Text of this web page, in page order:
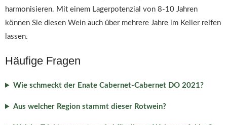
harmonisieren. Mit einem Lagerpotenzial von 8-10 Jahren
können Sie diesen Wein auch über mehrere Jahre im Keller reifen
lassen.
Häufige Fragen
Wie schmeckt der Enate Cabernet-Cabernet DO 2021?
Aus welcher Region stammt dieser Rotwein?